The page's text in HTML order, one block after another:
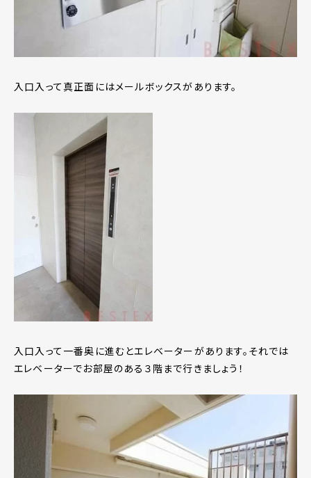
入口入って真正面にはメールボックスがあります。
入口入って一番奥に進むとエレベーターがあります。それでは
エレベーターでお部屋のある３階まで行きましょう！